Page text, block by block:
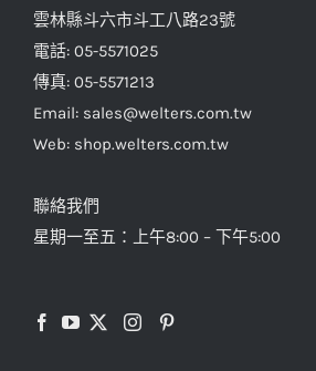
雲林縣斗六市斗工八路23號
電話: 05-5571025
傳真: 05-5571213
Email: sales@welters.com.tw
Web: shop.welters.com.tw
聯絡我們
星期一至五：上午8:00 – 下午5:00